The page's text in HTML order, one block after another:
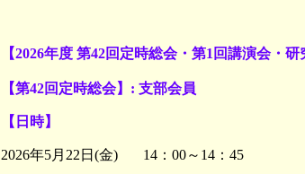
【2026年度 第42回定時総会・第1回講演会・
【第42回定時総会】: 支部会員
【日時】
2026年5月22日(金) 14：00～14：45